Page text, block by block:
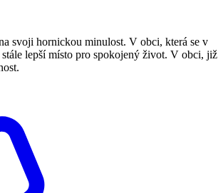
svoji hornickou minulost. V obci, která se v
stále lepší místo pro spokojený život. V obci, již